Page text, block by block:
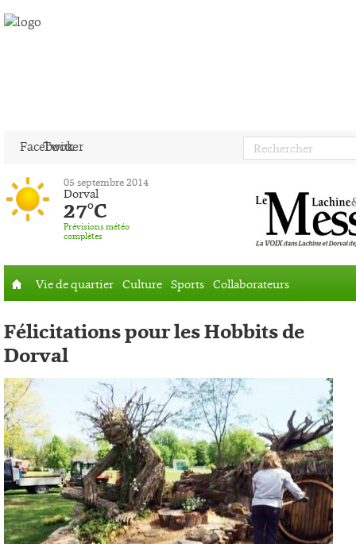
Facebook
Twitter
05 septembre 2014
Dorval
27°C
Prévisions météo
complètes
Vie de quartier Culture Sports Collaborateurs
Félicitations pour les Hobbits de
Dorval